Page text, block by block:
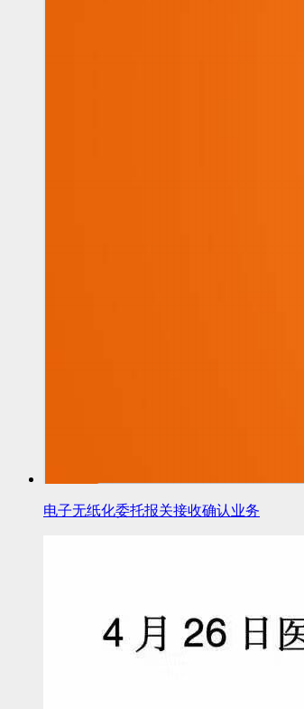
电子无纸化委托报关接收确认业务